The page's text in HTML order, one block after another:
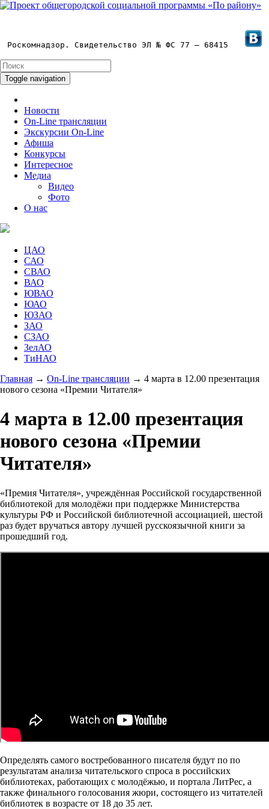
Роскомнадзор. Свидетельство ЭЛ № ФС 77 – 68415
Toggle navigation
Новости
On-Line трансляции
Экскурсии On-Line
Афиша
Конкурсы
Интересное
Медиа
Видео
Фото
О нас
ЦАО
САО
СВАО
ВАО
ЮВАО
ЮАО
ЮЗАО
ЗАО
СЗАО
ЗелАО
ТиНАО
Главная → On-Line трансляции → 4 марта в 12.00 презентация
нового сезона «Премии Читателя»
4 марта в 12.00 презентация
нового сезона «Премии
Читателя»
«Премия Читателя», учреждённая Российской государственной
библиотекой для молодёжи при поддержке Министерства
культуры РФ и Российской библиотечной ассоциацией, шестой
раз будет вручаться автору лучшей русскоязычной книги за
прошедший год.
Определять самого востребованного писателя будут по по
результатам анализа читательского спроса в российских
библиотеках, работающих с молодёжью, и портала ЛитРес, а
также финального голосования жюри, состоящего из читателей
библиотек в возрасте от 18 до 35 лет.